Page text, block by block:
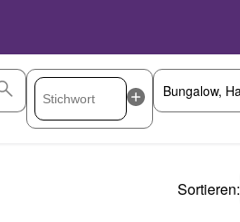
Sortieren: